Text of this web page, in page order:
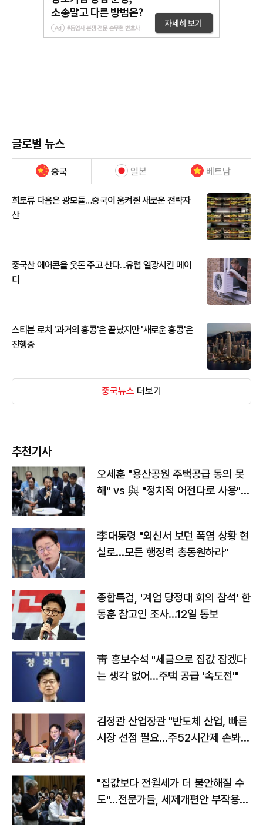
글로벌 뉴스
중국 일본 베트남
희토류 다음은 광모듈…중국이 움켜쥔 새로운 전략자
산
중국산 에어콘을 웃돈 주고 산다...유럽 열광시킨 메이
디
스티븐 로치 '과거의 홍콩'은 끝났지만 '새로운 홍콩'은
진행중
중국뉴스 더보기
추천기사
오세훈 "용산공원 주택공급 동의 못
해" vs 與 "정치적 어젠다로 사용"
李대통령 "외신서 보던 폭염 상황 현
실로…모든 행정력 총동원하라"
종합특검, '계엄 당정대 회의 참석' 한
동훈 참고인 조사...12일 통보
靑 홍보수석 "세금으로 집값 잡겠다
는 생각 없어…주택 공급 '속도전'"
김정관 산업장관 "반도체 산업, 빠른
시장 선점 필요…주52시간제 손봐
"집값보다 전월세가 더 불안해질 수
도"…전문가들, 세제개편안 부작용